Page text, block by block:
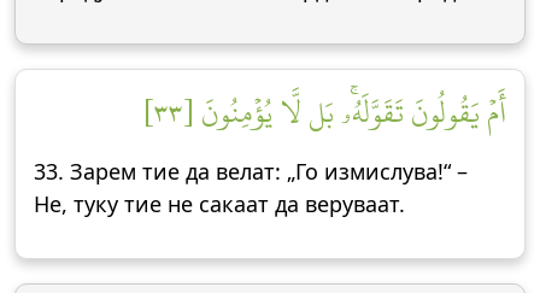
أَمۡ يَقُولُونَ تَقَوَّلَهُۥۚ بَل لَّا يُؤۡمِنُونَ [٣٣]
33. Зарем тие да велат: „Го измислува!“ –
Не, туку тие не сакаат да веруваат.